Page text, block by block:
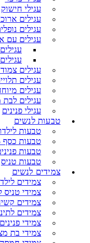
עגילי חישוק
עגילים
עגילים
עגילים עם
עגילים
עגילים
עגילים
עגילים לבת
עגילי פנינים
טבעות לנשים
טבעות
טבעות כסף 925
טבעות
טבעות טניס
צמידים לנשים
צמידים
צמידי טניס
צמידים
צמידים
צמידי פנינים
צמידי בת